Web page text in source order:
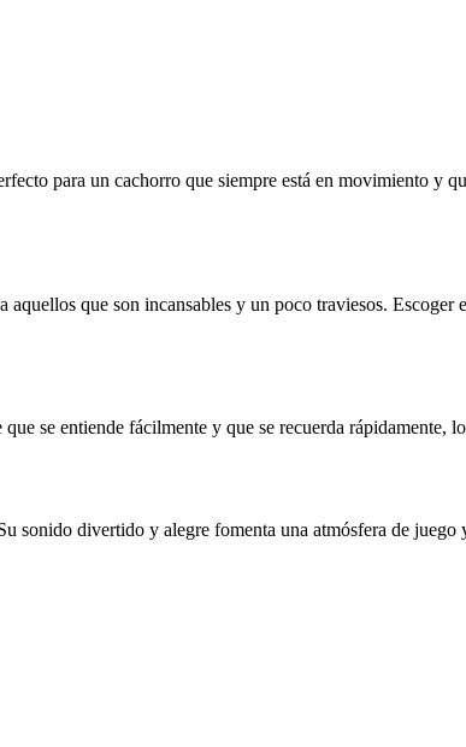
para un cachorro que siempre está en movimiento y
que son incansables y un poco traviesos.
se entiende fácilmente y que se recuerda rápidamente,
sonido divertido y alegre fomenta una atmósfera de juego